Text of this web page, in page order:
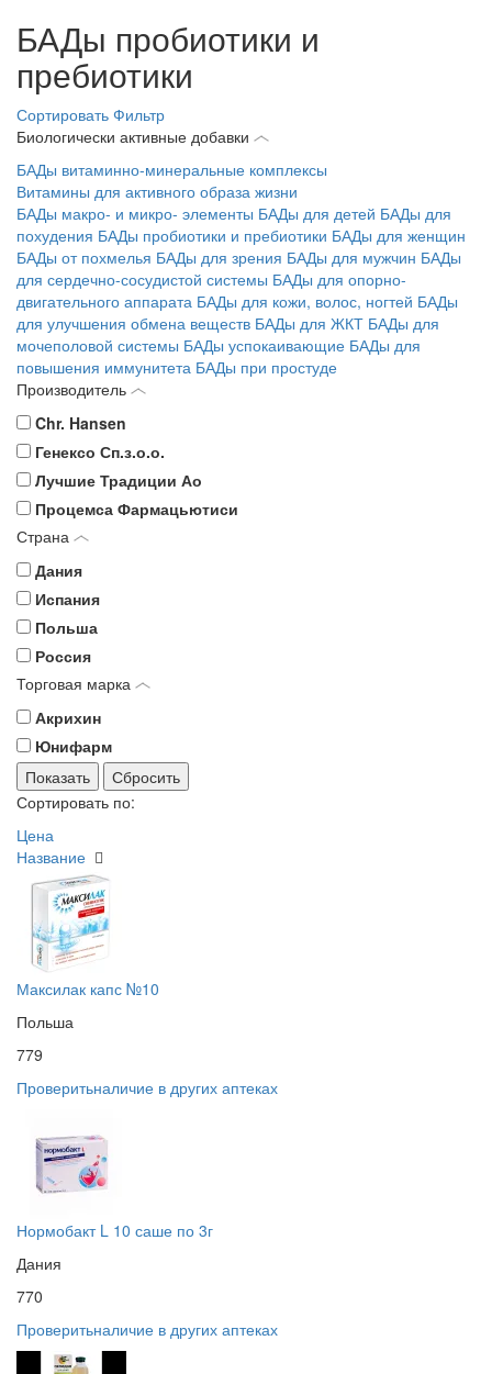
БАДы пробиотики и
пребиотики
Сортировать Фильтр
Биологически активные добавки
БАДы витаминно-минеральные комплексы
Витамины для активного образа жизни
БАДы макро- и микро- элементы БАДы для детей БАДы для
похудения БАДы пробиотики и пребиотики БАДы для женщин
БАДы от похмелья БАДы для зрения БАДы для мужчин БАДы
для сердечно-сосудистой системы БАДы для опорно-
двигательного аппарата БАДы для кожи, волос, ногтей БАДы
для улучшения обмена веществ БАДы для ЖКТ БАДы для
мочеполовой системы БАДы успокаивающие БАДы для
повышения иммунитета БАДы при простуде
Производитель
Chr. Hansen
Генексо Сп.з.о.о.
Лучшие Традиции Ао
Процемса Фармацьютиси
Страна
Дания
Испания
Польша
Россия
Торговая марка
Акрихин
Юнифарм
Сортировать по:
Цена
Название
Максилак капс №10
Польша
779
Проверитьналичие в других аптеках
Нормобакт L 10 саше по 3г
Дания
770
Проверитьналичие в других аптеках